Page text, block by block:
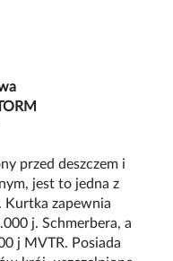
przed deszczem i
jest to jedna z
Kurtka zapewnia
j. Schmerbera, a
j MVTR. Posiada